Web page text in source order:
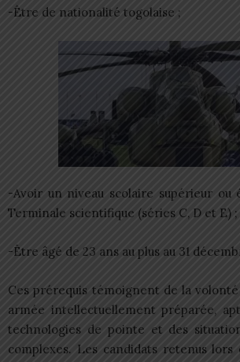
-Être de nationalité togolaise ;
-Avoir un niveau scolaire supérieur ou
Terminale scientifique (séries C, D et E) ;
-Être âgé de 23 ans au plus au 31
Ces prérequis témoignent de la
armée intellectuellement préparée,
technologies de pointe et des
complexes. Les candidats retenus